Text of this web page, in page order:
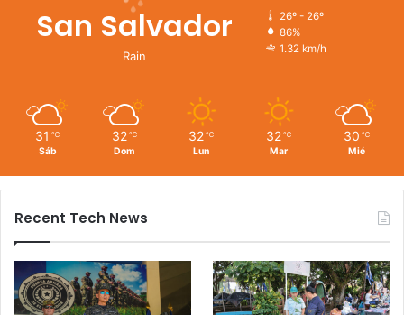
San Salvador
Rain
26º - 26º
86%
1.32 km/h
31 ℃
Sáb
32 ℃
Dom
32 ℃
Lun
32 ℃
Mar
30 ℃
Mié
Recent Tech News